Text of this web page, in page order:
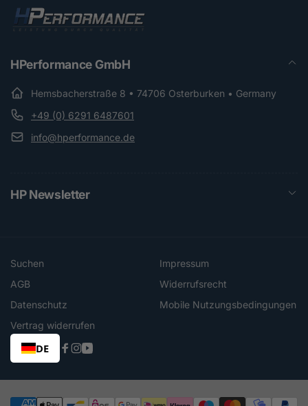
HPerformance GmbH
Hemsbacherstraße 8 • 74706 Osterburken • Germany
+49 (0) 6291 6487601
info@hperformance.de
HP Newsletter
Suchen
Impressum
AGB
Widerrufsrecht
Datenschutz
Mobile Nutzungsbedingungen
Vertrag widerrufen
DE
Facebook
Instagram
YouTube